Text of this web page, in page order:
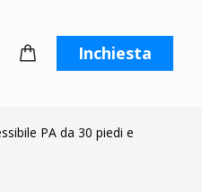
Inchiesta
PA da 30 piedi e